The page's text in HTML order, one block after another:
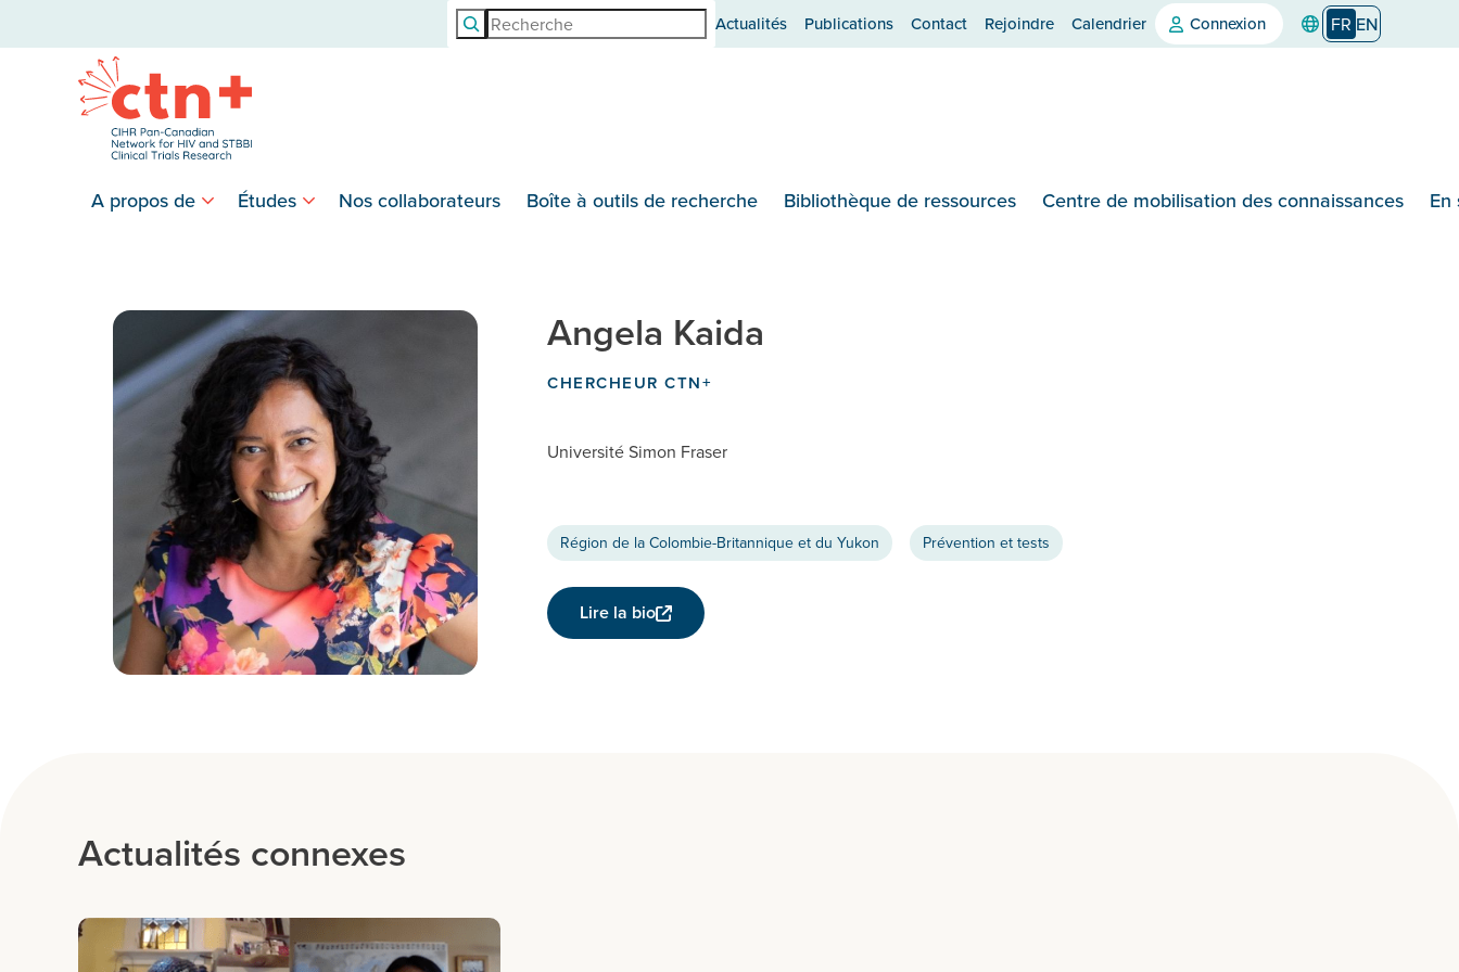
Recherche Actualités Publications Contact Rejoindre Calendrier Connexion FR EN
A propos de Études Nos collaborateurs Boîte à outils de recherche Bibliothèque de ressources Centre de mobilisation des connaissances En
Angela Kaida
CHERCHEUR CTN+
Université Simon Fraser
Région de la Colombie-Britannique et du Yukon Prévention et tests
Lire la bio
Actualités connexes